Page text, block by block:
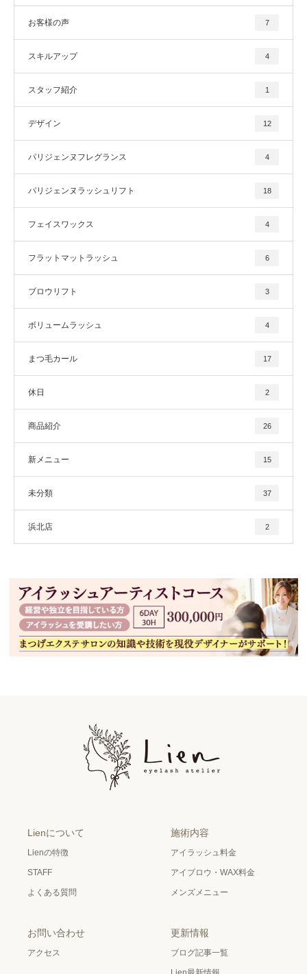
お客様の声 7
スキルアップ 4
スタッフ紹介 1
デザイン 12
パリジェンヌフレグランス 4
パリジェンヌラッシュリフト 18
フェイスワックス 4
フラットマットラッシュ 6
ブロウリフト 3
ボリュームラッシュ 4
まつ毛カール 17
休日 2
商品紹介 26
新メニュー 15
未分類 37
浜北店 2
Lienについて
Lienの特徴
STAFF
よくある質問
施術内容
アイラッシュ料金
アイブロウ・WAX料金
メンズメニュー
お問い合わせ
アクセス
更新情報
ブログ記事一覧